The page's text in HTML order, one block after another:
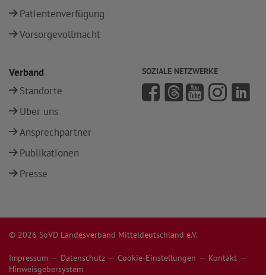
Patientenverfügung
Vorsorgevollmacht
Verband
Standorte
Über uns
Ansprechpartner
Publikationen
Presse
SOZIALE NETZWERKE
© 2026 SoVD Landesverband Mitteldeutschland e.V.
Impressum Datenschutz Cookie-Einstellungen
Kontakt
Hinweisgebersystem